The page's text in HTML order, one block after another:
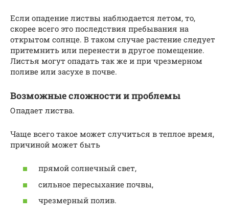
Если опадение листвы наблюдается летом, то,
скорее всего это последствия пребывания на
открытом солнце. В таком случае растение следует
притемнить или перенести в другое помещение.
Листья могут опадать так же и при чрезмерном
поливе или засухе в почве.
Возможные сложности и проблемы
Опадает листва.
Чаще всего такое может случиться в теплое время,
причиной может быть
прямой солнечный свет,
сильное пересыхание почвы,
чрезмерный полив.